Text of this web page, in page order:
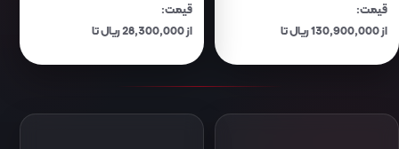
قیمت:
از 130,900,000 ریال تا
قیمت:
از 28,300,000 ریال تا